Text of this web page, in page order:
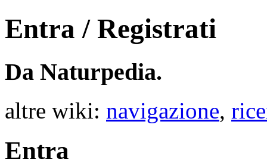
Entra / Registrati
Da Naturpedia.
altre wiki: navigazione,
Entra